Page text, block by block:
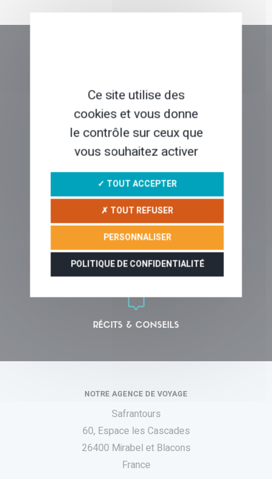
NOUVEAUTÉS
COUPS DE COEUR
QUI SOMMES-NOUS ?
VOYAGER EN LIBERTÉ
RÉCITS & CONSEILS
NOTRE AGENCE DE VOYAGE
Safrantours
60, Espace les Cascades
26400 Mirabel et Blacons
France
Ce site utilise des
cookies et vous donne
le contrôle sur ceux que
vous souhaitez activer
✓ TOUT ACCEPTER
✗ TOUT REFUSER
PERSONNALISER
POLITIQUE DE CONFIDENTIALITÉ